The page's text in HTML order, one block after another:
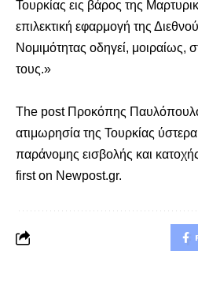
Τουρκίας εις βάρος της
επιλεκτική εφαρμογή της
Νομιμότητας οδηγεί, μοιραίως,
τους.»
The post Προκόπης
ατιμωρησία της Τουρκίας
παράνομης εισβολής και
first on Newpost.gr.